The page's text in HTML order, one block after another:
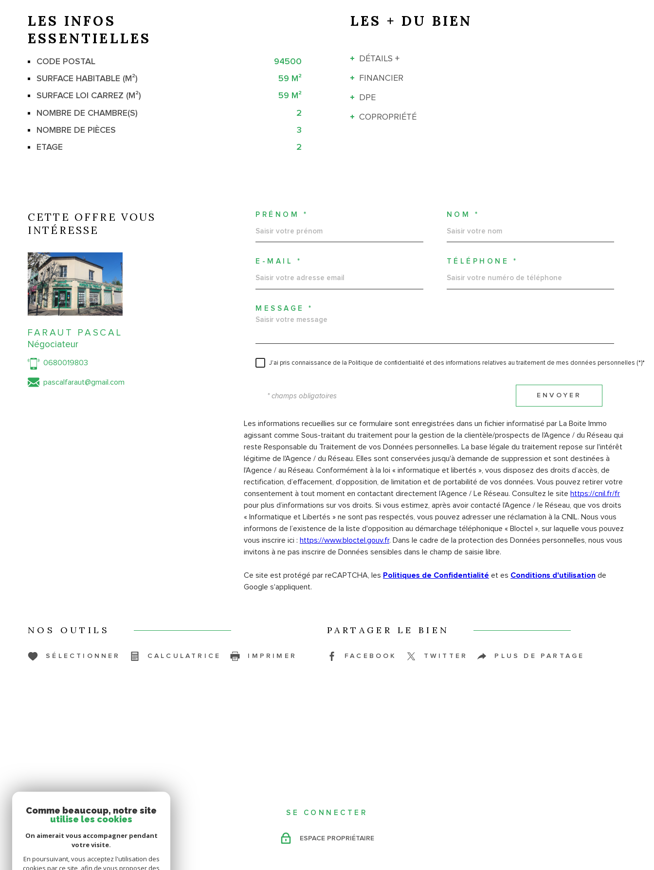
LES INFOS
ESSENTIELLES
Caractérisque Valeurs
CODE POSTAL
94500
SURFACE HABITABLE (M²)
59 M²
SURFACE LOI CARREZ (M²)
59 M²
NOMBRE DE CHAMBRE(S)
2
NOMBRE DE PIÈCES
3
ETAGE
2
LES + DU BIEN
DÉTAILS +
FINANCIER
DPE
COPROPRIÉTÉ
CETTE OFFRE VOUS
INTÉRESSE
FARAUT PASCAL
Négociateur
0680019803
pascalfaraut@gmail.com
PRÉNOM * NOM *
E-MAIL * TÉLÉPHONE *
MESSAGE *
J'ai pris connaissance de la Politique de confidentialité et des informations relatives au traitement de mes données personnelles (*)*
* champs obligatoires ENVOYER
Les informations recueillies sur ce formulaire sont enregistrées dans un fichier informatisé par La Boite Immo
agissant comme Sous-traitant du traitement pour la gestion de la clientèle/prospects de l'Agence / du Réseau qui
reste Responsable du Traitement de vos Données personnelles. La base légale du traitement repose sur l'intérêt
légitime de l'Agence / du Réseau. Elles sont conservées jusqu'à demande de suppression et sont destinées à
l'Agence / au Réseau. Conformément à la loi « informatique et libertés », vous disposez des droits d’accès, de
rectification, d’effacement, d’opposition, de limitation et de portabilité de vos données. Vous pouvez retirer votre
consentement à tout moment en contactant directement l’Agence / Le Réseau. Consultez le site https://cnil.fr/fr
pour plus d’informations sur vos droits. Si vous estimez, après avoir contacté l'Agence / le Réseau, que vos droits
« Informatique et Libertés » ne sont pas respectés, vous pouvez adresser une réclamation à la CNIL. Nous vous
informons de l’existence de la liste d'opposition au démarchage téléphonique « Bloctel », sur laquelle vous pouvez
vous inscrire ici : https://www.bloctel.gouv.fr. Dans le cadre de la protection des Données personnelles, nous vous
invitons à ne pas inscrire de Données sensibles dans le champ de saisie libre.
Ce site est protégé par reCAPTCHA, les Politiques de Confidentialité et es Conditions d'utilisation de
Google s'appliquent.
NOS OUTILS
SÉLECTIONNER CALCULATRICE IMPRIMER
PARTAGER LE BIEN
FACEBOOK TWITTER PLUS DE PARTAGE
SE CONNECTER
ESPACE PROPRIÉTAIRE
Comme beaucoup, notre site
utilise les cookies
On aimerait vous accompagner pendant
votre visite.
En poursuivant, vous acceptez l'utilisation des
cookies par ce site, afin de vous proposer des